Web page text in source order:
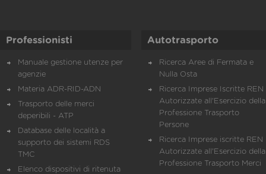
Professionisti
Manuale gestione utenze per
agenzie
Materia ADR-RID-ADN
Trasporto delle merci
deperibili - ATP
Database delle località a
supporto dei sistemi RDS
TMC
Elenco dispositivi di ritenuta
Autotrasporto
Ricerca Aree di Fermata e
Nulla Osta
Ricerca Imprese Iscritte REN
Autorizzate all'Esercizio della
Professione Trasporto
Persone
Ricerca Imprese iscritte REN
Autorizzate all'Esercizio della
Professione Trasporto Merci